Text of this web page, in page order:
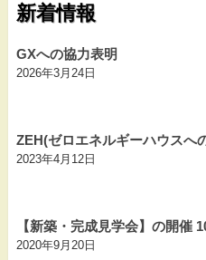
新着情報
GXへの協力表明
2026年3月24日
ZEH(ゼロエネルギーハウスへ
2023年4月12日
【新築・完成見学会】の開催
2020年9月20日